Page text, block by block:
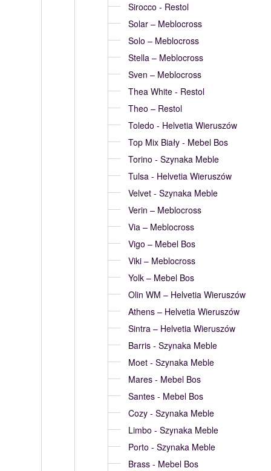
Sirocco - Restol
Solar – Meblocross
Solo – Meblocross
Stella – Meblocross
Sven – Meblocross
Thea White - Restol
Theo – Restol
Toledo - Helvetia Wieruszów
Top Mix Biały - Mebel Bos
Torino - Szynaka Meble
Tulsa - Helvetia Wieruszów
Velvet - Szynaka Meble
Verin – Meblocross
Via – Meblocross
Vigo – Mebel Bos
Viki – Meblocross
Yolk – Mebel Bos
Olin WM – Helvetia Wieruszów
Athens – Helvetia Wieruszów
Sintra – Helvetia Wieruszów
Barris - Szynaka Meble
Moet - Szynaka Meble
Mares - Mebel Bos
Santes - Mebel Bos
Cozy - Szynaka Meble
Limbo - Szynaka Meble
Porto - Szynaka Meble
Brass - Mebel Bos